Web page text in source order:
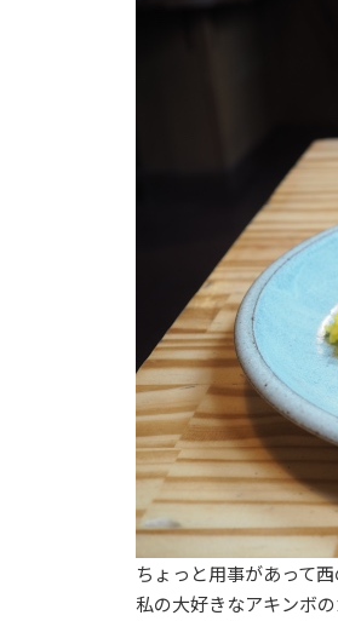
ちょっと用事があって
私の大好きなアキンボ